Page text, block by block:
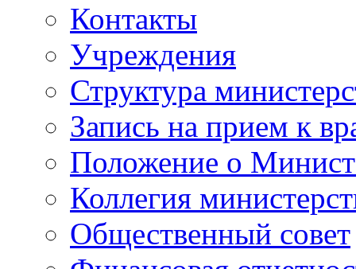
Контакты
Учреждения
Структура
Запись на прием к
Положение о
Коллегия
Общественный совет